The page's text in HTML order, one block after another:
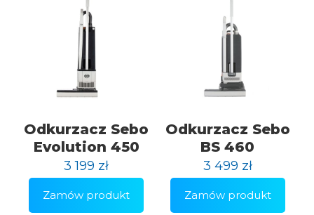
Odkurzacz Sebo
Evolution 450
3 199 zł
Zamów produkt
Odkurzacz Sebo
BS 460
3 499 zł
Zamów produkt